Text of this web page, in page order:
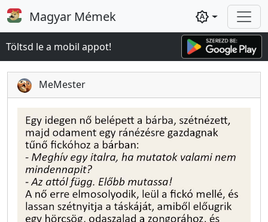
Magyar Mémek brightness_auto
Töltsd le a mobil appot!
MeMester